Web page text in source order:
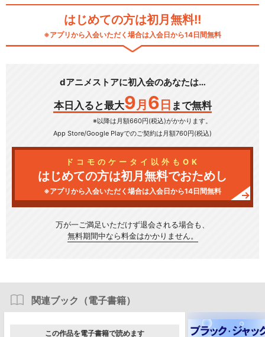
はじめての方は初月無料!!
※アプリから入会いただく場合は入会日から14日間無料
dアニメストアに初入会のあなたは…
本日入ると最大9 月 6 日 まで無料
※以降は月額660円(税込)がかかります。
App Store/Google Playでのご契約は月額760円(税込)
ドコモのケータイ以外もOK
はじめての方は初月無料でおためし
※アプリから入会いただく場合は入会日から14日間無料
万が一ご満足いただけず退会される場合も、
無料期間中なら料金はかかりません。
関連ブック（電子書籍）
この作品を電子書籍で読めます